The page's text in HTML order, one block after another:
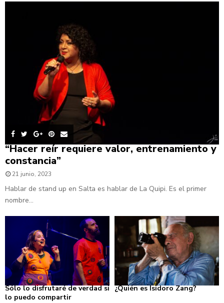
“Hacer reír requiere valor, entrenamiento y
constancia”
21 junio, 2023
Hablar de stand up en Salta es hablar de La Quipi. Es el primer
nombre...
Sólo lo disfrutaré de verdad si
lo puedo compartir
¿Quién es Isidoro Zang?